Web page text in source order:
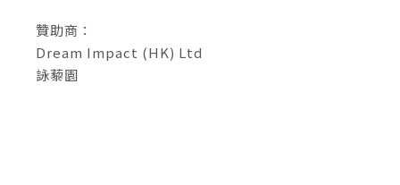
贊助商：
Dream Impact (HK) Ltd
詠藜園